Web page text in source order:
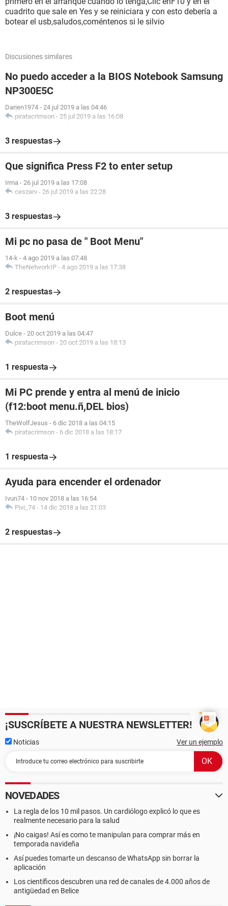
cuadrito que sale en Yes y se reiniciara y con esto debería a
botear el usb,saludos,coméntenos si le silvio
Discusiones similares
No puedo acceder a la BIOS Notebook Samsung
NP300E5C
Darien1974 - 24 jul 2019 a las 04:46
piratacrimson - 25 jul 2019 a las 16:08
3 respuestas
Que significa Press F2 to enter setup
Irma - 26 jul 2019 a las 17:08
ceszarv - 26 jul 2019 a las 22:28
3 respuestas
Mi pc no pasa de " Boot Menu"
14-k - 4 ago 2019 a las 07:48
TheNetworkIP - 4 ago 2019 a las 17:38
2 respuestas
Boot menú
Dulce - 20 oct 2019 a las 04:47
piratacrimson - 20 oct 2019 a las 18:13
1 respuesta
Mi PC prende y entra al menú de inicio
(f12:boot menu.ñ,DEL bios)
TheWolfJesus - 6 dic 2018 a las 04:15
piratacrimson - 6 dic 2018 a las 18:17
1 respuesta
Ayuda para encender el ordenador
Ivun74 - 10 nov 2018 a las 16:54
Pivi_74 - 14 dic 2018 a las 21:03
2 respuestas
¡SUSCRÍBETE A NUESTRA NEWSLETTER!
Noticias Ver un ejemplo
NOVEDADES
La regla de los 10 mil pasos. Un cardiólogo explicó lo que es
realmente necesario para la salud
¡No caigas! Así es como te manipulan para comprar más en
temporada navideña
Así puedes tomarte un descanso de WhatsApp sin borrar la
aplicación
Los científicos descubren una red de canales de 4.000 años de
antigüedad en Belice